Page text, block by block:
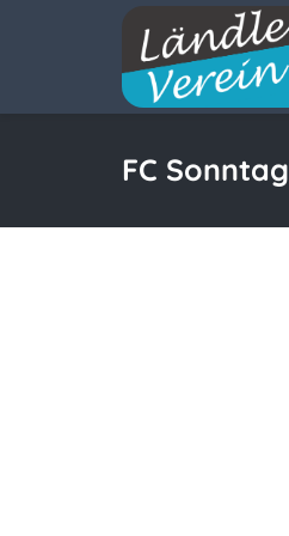
FC Sonntag